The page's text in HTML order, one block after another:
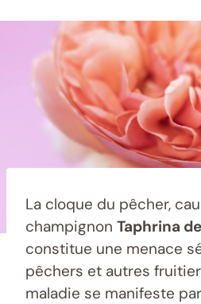
La cloque du pêcher,
champignon Taphrina
constitue une menace
pêchers et autres
maladie se manifeste